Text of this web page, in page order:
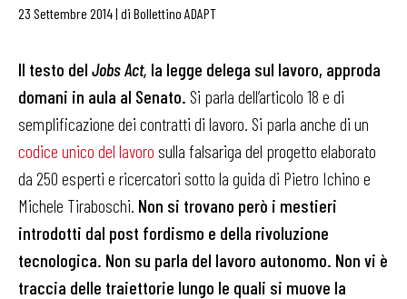
23 Settembre 2014| di Bollettino ADAPT
Il testo del Jobs Act, la legge delega sul lavoro, approda
domani in aula al Senato. Si parla dell’articolo 18 e di
semplificazione dei contratti di lavoro. Si parla anche di un
codice unico del lavoro sulla falsariga del progetto elaborato
da 250 esperti e ricercatori sotto la guida di Pietro Ichino e
Michele Tiraboschi. Non si trovano però i mestieri
introdotti dal post fordismo e della rivoluzione
tecnologica. Non su parla del lavoro autonomo. Non vi è
traccia delle traiettorie lungo le quali si muove la